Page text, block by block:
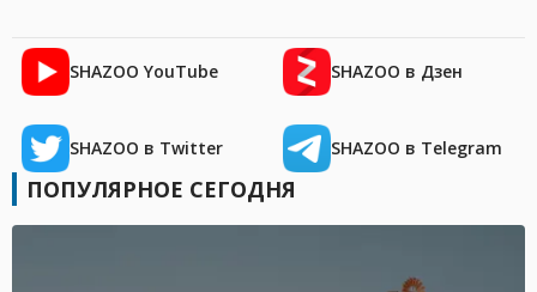
SHAZOO YouTube SHAZOO в Дзен
SHAZOO в Twitter SHAZOO в Telegram
ПОПУЛЯРНОЕ СЕГОДНЯ